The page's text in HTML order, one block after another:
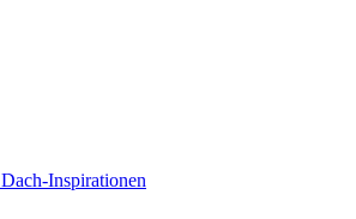
Dach-Inspirationen